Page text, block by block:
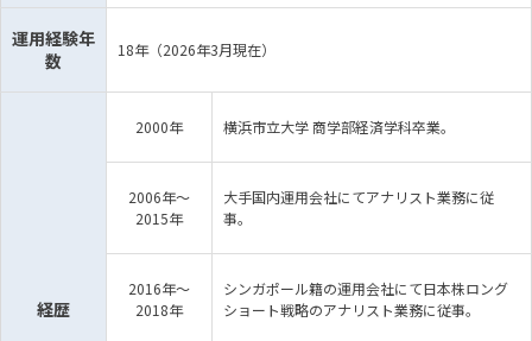
運用経験年
数
18年（2026年3月現在）
経歴
2000年 横浜市立大学 商学部経済学科卒業。
2006年～
2015年
大手国内運用会社にてアナリスト業務に従
事。
2016年～
2018年
シンガポール籍の運用会社にて日本株ロング
ショート戦略のアナリスト業務に従事。